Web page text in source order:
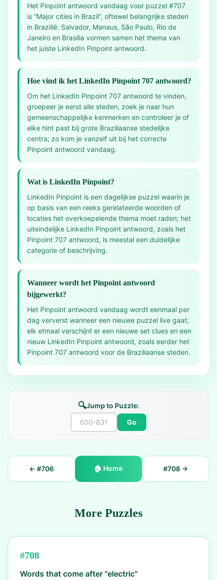
Het Pinpoint antwoord vandaag voor puzzel #707
is “Major cities in Brazil”, oftewel belangrijke steden
in Brazilië: Salvador, Manaus, São Paulo, Rio de
Janeiro en Brasília vormen samen het thema van
het juiste LinkedIn Pinpoint antwoord.
Hoe vind ik het LinkedIn Pinpoint 707 antwoord?
Om het LinkedIn Pinpoint 707 antwoord te vinden,
groepeer je eerst alle steden, zoek je naar hun
gemeenschappelijke kenmerken en controleer je of
elke hint past bij grote Braziliaanse stedelijke
centra; zo kom je vanzelf uit bij het correcte
Pinpoint antwoord vandaag.
Wat is LinkedIn Pinpoint?
LinkedIn Pinpoint is een dagelijkse puzzel waarin je
op basis van een reeks gerelateerde woorden of
locaties het overkoepelende thema moet raden; het
uiteindelijke LinkedIn Pinpoint antwoord, zoals het
Pinpoint 707 antwoord, is meestal een duidelijke
categorie of beschrijving.
Wanneer wordt het Pinpoint antwoord
bijgewerkt?
Het Pinpoint antwoord vandaag wordt eenmaal per
dag ververst wanneer een nieuwe puzzel live gaat;
elk etmaal verschijnt er een nieuwe set clues en een
nieuw LinkedIn Pinpoint antwoord, zoals eerder het
Pinpoint 707 antwoord voor de Braziliaanse steden.
🔍Jump to Puzzle:
Go
← #706 🏠 Home #708→
More Puzzles
#708
Words that come after "electric"